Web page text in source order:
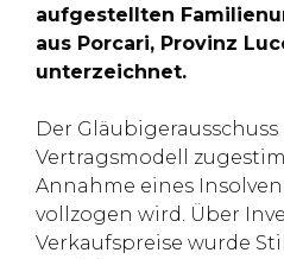
aufgestellten
aus Porcari, Provinz
unterzeichnet.
Der
Vertragsmodell
Annahme eines
vollzogen wird. Über
Verkaufspreise wurde